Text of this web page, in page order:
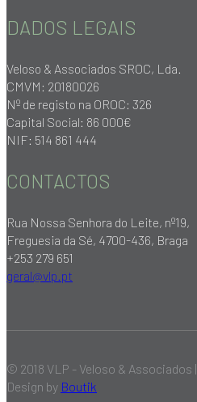
DADOS LEGAIS
Veloso & Associados SROC, Lda.
CMVM: 20180026
Nº de registo na OROC: 326
Capital Social: 86 000€
NIF: 514 861 444
CONTACTOS
Rua Nossa Senhora do Leite, nº19,
Freguesia da Sé, 4700-436, Braga
+253 279 651
geral@vlp.pt
© 2018 VLP - Veloso & Associados |
Design by Boutik